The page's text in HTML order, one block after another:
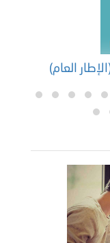
العام)